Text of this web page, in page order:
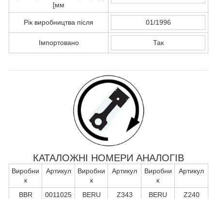
[мм
Рік виробництва після 01/1996
Імпортовано Так
КАТАЛОЖНІ НОМЕРИ АНАЛОГІВ
Виробни
к
Артикул
Виробни
к
Артикул
Виробни
к
Артикул
BBR
0011025
BERU Z343 BERU Z240